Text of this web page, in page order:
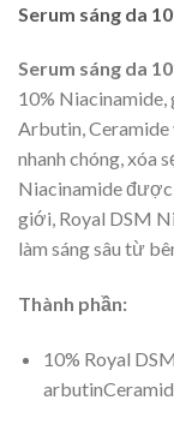
Serum sáng da
Serum sáng da
10%
Arbutin, Ceramide
nhanh chóng, xóa
Niacinamide
giới, Royal DSM
làm sáng sâu từ
Thành phần:
10% Royal